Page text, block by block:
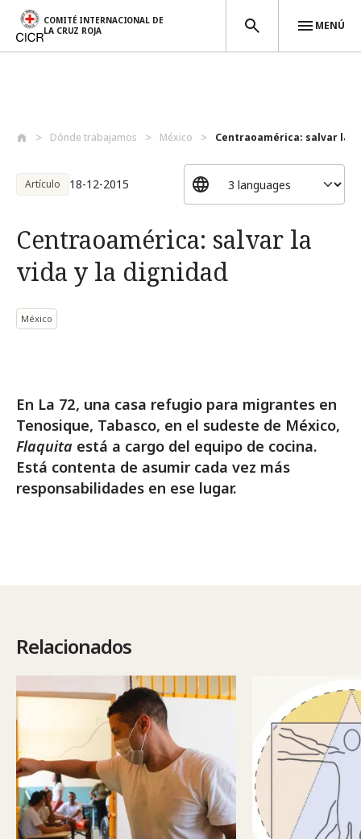
COMITÉ INTERNACIONAL DE
LA CRUZ ROJA
MENÚ
Dónde trabajamos México Centraoamérica: salvar la
Artículo 18-12-2015
Centraoamérica: salvar la
vida y la dignidad
México
En La 72 , una casa refugio para migrantes en
Tenosique, Tabasco, en el sudeste de México,
Flaquita está a cargo del equipo de cocina.
Está contenta de asumir cada vez más
responsabilidades en ese lugar.
Relacionados